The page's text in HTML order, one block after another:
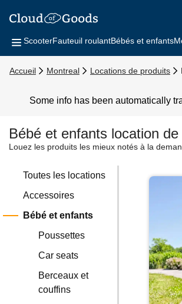
ScooterFauteuil roulantBébés et enfants
Accueil Montreal Locations de produits
Some info has been automatically
Bébé et enfants location
Louez les produits les mieux notés à la
Toutes les locations
Accessoires
Bébé et enfants
Poussettes
Car seats
Berceaux et
couffins